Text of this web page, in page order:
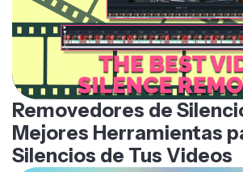
Removedores de
Mejores Herramientas
Silencios de Tus Videos